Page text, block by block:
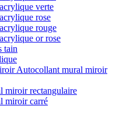
verte
rose
rouge
or rose
tain
Autocollant mural miroir
miroir rectangulaire
miroir carré